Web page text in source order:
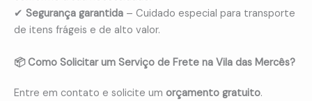
✔ Segurança garantida – Cuidado especial para transporte
de itens frágeis e de alto valor.
📦 Como Solicitar um Serviço de Frete na Vila das Mercês?
Entre em contato e solicite um orçamento gratuito.